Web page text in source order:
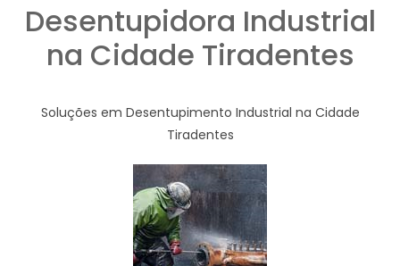
Desentupidora Industrial
na Cidade Tiradentes
Soluções em Desentupimento Industrial na Cidade
Tiradentes